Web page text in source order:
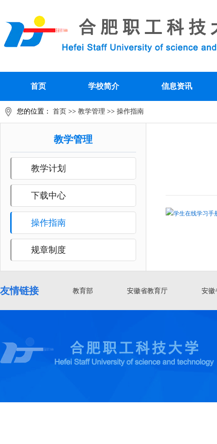
首页 学校简介 信息资讯
您的位置： 首页 >> 教学管理 >> 操作指南
教学管理
教学计划
下载中心
操作指南
规章制度
学生在线学习手
友情链接 教育部 安徽省教育厅 安徽